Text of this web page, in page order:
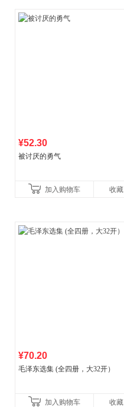
¥52.30
被讨厌的勇气
加入购物车 收藏
¥70.20
毛泽东选集 (全四册，大32开）
加入购物车 收藏